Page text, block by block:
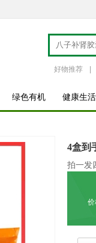
好物推荐
绿色有机 健康生活
4盒到
拍一发